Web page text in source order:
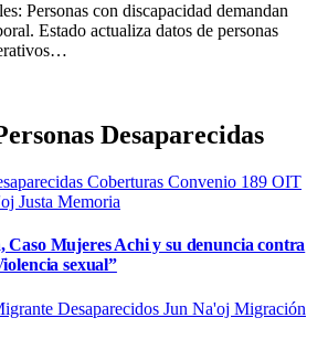
Estado actualiza datos de personas
Desaparecidas
Coberturas Convenio 189 OIT
Justa Memoria
Caso Mujeres Achi y su denuncia contra
sexual”
Desaparecidos Jun Na'oj Migración